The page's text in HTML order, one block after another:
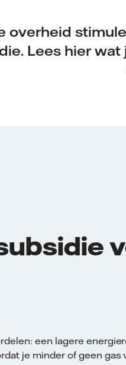
overheid
Lees hier
een lagere
je minder of geen gas